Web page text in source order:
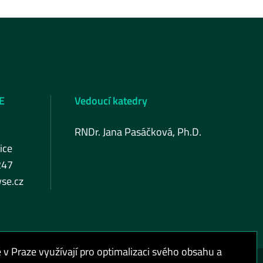
Vedoucí katedry
RNDr. Jana Pasáčková, Ph.D.
Praze využívají pro optimalizaci svého obsahu a